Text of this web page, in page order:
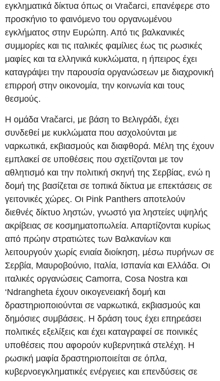
εγκληματικά δίκτυα όπως οι Vračarci, επανέφερε στο
προσκήνιο το φαινόμενο του οργανωμένου
εγκλήματος στην Ευρώπη. Από τις βαλκανικές
συμμορίες και τις ιταλικές φαμίλιες έως τις ρωσικές
μαφίες και τα ελληνικά κυκλώματα, η ήπειρος έχει
καταγράψει την παρουσία οργανώσεων με διαχρονική
επιρροή στην οικονομία, την κοινωνία και τους
θεσμούς.
Η ομάδα Vračarci, με βάση το Βελιγράδι, έχει
συνδεθεί με κυκλώματα που ασχολούνται με
ναρκωτικά, εκβιασμούς και διαφθορά. Μέλη της έχουν
εμπλακεί σε υποθέσεις που σχετίζονται με τον
αθλητισμό και την πολιτική σκηνή της Σερβίας, ενώ η
δομή της βασίζεται σε τοπικά δίκτυα με επεκτάσεις σε
γειτονικές χώρες. Οι Pink Panthers αποτελούν
διεθνές δίκτυο ληστών, γνωστό για ληστείες υψηλής
ακρίβειας σε κοσμηματοπωλεία. Απαρτίζονται κυρίως
από πρώην στρατιώτες των Βαλκανίων και
λειτουργούν χωρίς ενιαία διοίκηση, μέσω πυρήνων σε
Σερβία, Μαυροβούνιο, Ιταλία, Ισπανία και Ελλάδα. Οι
ιταλικές οργανώσεις Camorra, Cosa Nostra και
‘Ndrangheta έχουν οικογενειακή δομή και
δραστηριοποιούνται σε ναρκωτικά, εκβιασμούς και
δημόσιες συμβάσεις. Η δράση τους έχει επηρεάσει
πολιτικές εξελίξεις και έχει καταγραφεί σε ποινικές
υποθέσεις που αφορούν κυβερνητικά στελέχη. Η
ρωσική μαφία δραστηριοποιείται σε όπλα,
κυβερνοεγκληματικές ενέργειες και επενδύσεις σε